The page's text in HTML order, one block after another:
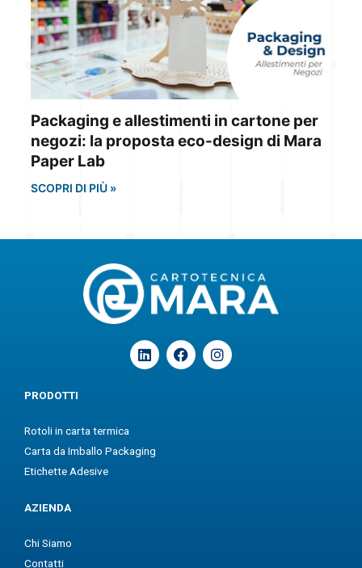
Packaging e allestimenti in cartone per
negozi: la proposta eco-design di Mara
Paper Lab
SCOPRI DI PIÙ »
L
i
n
n
F
a
c
I
n
s
PRODOTTI
Rotoli in carta termica
Carta da Imballo Packaging
Etichette Adesive
AZIENDA
Chi Siamo
Contatti